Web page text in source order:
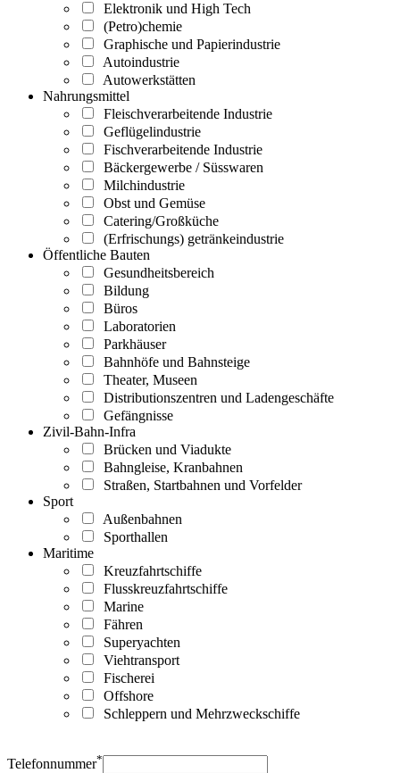
Elektronik und High Tech
(Petro)chemie
Graphische und Papierindustrie
Autoindustrie
Autowerkstätten
Nahrungsmittel
Fleischverarbeitende Industrie
Geflügelindustrie
Fischverarbeitende Industrie
Bäckergewerbe / Süsswaren
Milchindustrie
Obst und Gemüse
Catering/Großküche
(Erfrischungs) getränkeindustrie
Öffentliche Bauten
Gesundheitsbereich
Bildung
Büros
Laboratorien
Parkhäuser
Bahnhöfe und Bahnsteige
Theater, Museen
Distributionszentren und Ladengeschäfte
Gefängnisse
Zivil-Bahn-Infra
Brücken und Viadukte
Bahngleise, Kranbahnen
Straßen, Startbahnen und Vorfelder
Sport
Außenbahnen
Sporthallen
Maritime
Kreuzfahrtschiffe
Flusskreuzfahrtschiffe
Marine
Fähren
Superyachten
Viehtransport
Fischerei
Offshore
Schleppern und Mehrzweckschiffe
Telefonnummer*